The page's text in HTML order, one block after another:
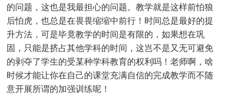
的问题，这也是我最担心的问题。教学就是这样前怕狼
后怕虎，也总是在畏畏缩缩中前行！时间总是最好的提
升方法，可是毕竟教学的时间是有限的，如果想在巩
固，只能是挤占其他学科的时间，这岂不是又无可避免
的剥夺了学生的受某种学科教育的权利吗！老师啊，啥
时候才能让你在自己的课堂充满自信的完成教学而不随
意开展所谓的加强训练呢！